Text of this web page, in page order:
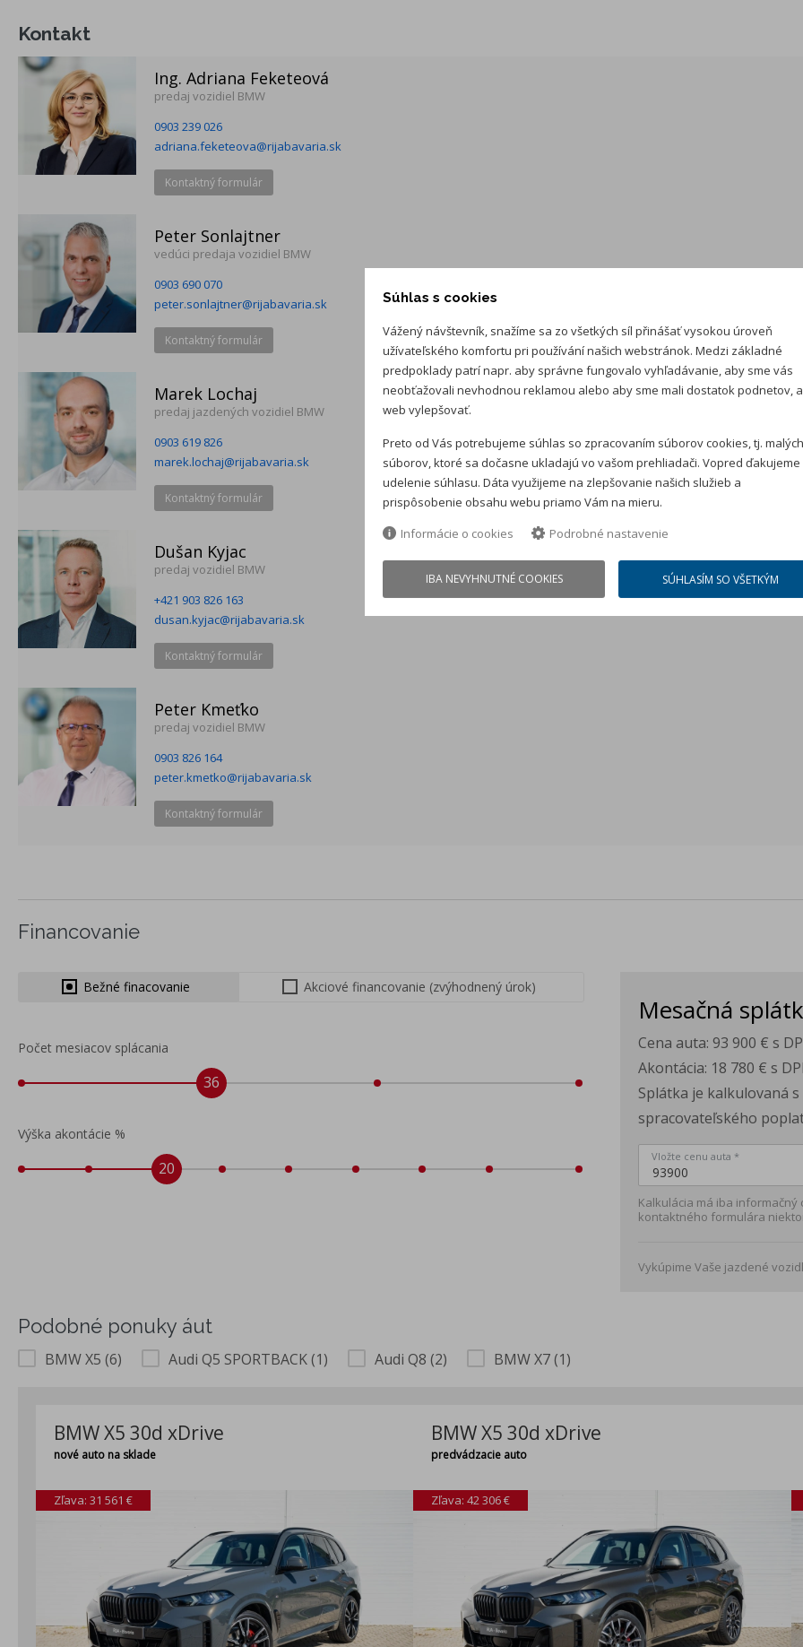
Kontakt
Ing. Adriana Feketeová
predaj vozidiel BMW
0903 239 026
adriana.feketeova@rijabavaria.sk
Kontaktný formulár
Peter Sonlajtner
vedúci predaja vozidiel BMW
0903 690 070
peter.sonlajtner@rijabavaria.sk
Kontaktný formulár
Marek Lochaj
predaj jazdených vozidiel BMW
0903 619 826
marek.lochaj@rijabavaria.sk
Kontaktný formulár
Dušan Kyjac
predaj vozidiel BMW
+421 903 826 163
dusan.kyjac@rijabavaria.sk
Kontaktný formulár
Peter Kmeťko
predaj vozidiel BMW
0903 826 164
peter.kmetko@rijabavaria.sk
Kontaktný formulár
Financovanie
Bežné finacovanie Akciové financovanie (zvýhodnený úrok)
Počet mesiacov splácania
36
Výška akontácie %
20
Mesačná
Cena auta: 93 900 € s
Akontácia: 18 780 € s
Splátka je kalkulovaná
spracovateľského
Vložte cenu auta *
Kalkulácia má iba
kontaktného formulára
Vykúpime Vaše jazdené
Podobné ponuky áut
BMW X5 (6) Audi Q5 SPORTBACK (1) Audi Q8 (2) BMW X7 (1)
BMW X5 30d xDrive
nové auto na sklade
Zľava: 31 561 €
BMW X5 30d xDrive
predvádzacie auto
Zľava: 42 306 €
Súhlas s cookies
Vážený návštevník, snažíme sa zo všetkých síl přinášať vysokou úroveň
užívateľského komfortu pri používání našich webstránok. Medzi základné
predpoklady patrí napr. aby správne fungovalo vyhľadávanie, aby sme vás
neobťažovali nevhodnou reklamou alebo aby sme mali dostatok podnetov,
web vylepšovať.
Preto od Vás potrebujeme súhlas so zpracovaním súborov cookies, tj. malých
súborov, ktoré sa dočasne ukladajú vo vašom prehliadači. Vopred ďakujeme
udelenie súhlasu. Dáta využijeme na zlepšovanie našich služieb a
prispôsobenie obsahu webu priamo Vám na mieru.
Informácie o cookies
Podrobné nastavenie
IBA NEVYHNUTNÉ COOKIES SÚHLASÍM SO VŠETKÝM